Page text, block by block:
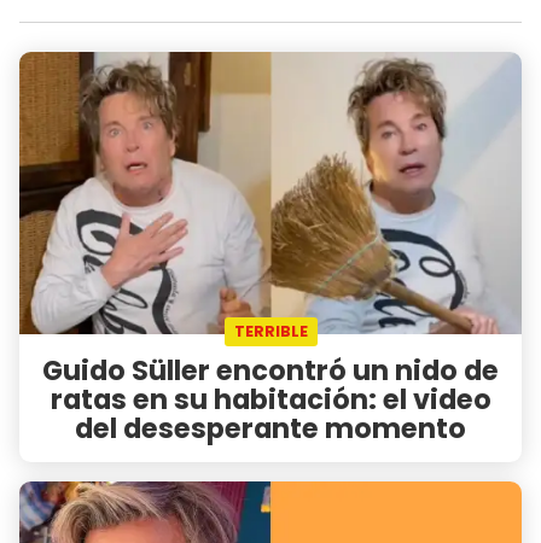
TERRIBLE
Guido Süller encontró un nido de
ratas en su habitación: el video
del desesperante momento